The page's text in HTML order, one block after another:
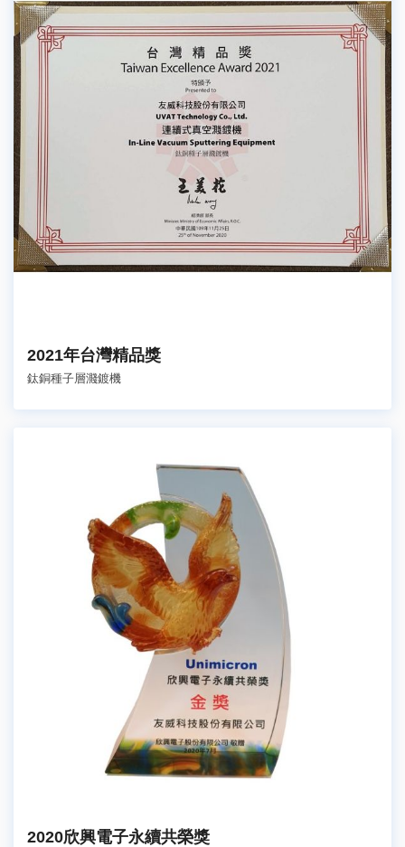
2021年台灣精品獎
鈦銅種子層濺鍍機
2020欣興電子永續共榮獎